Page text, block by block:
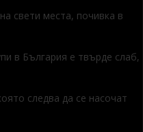
свети места, почивка в
в България е твърде слаб,
следва да се насочат